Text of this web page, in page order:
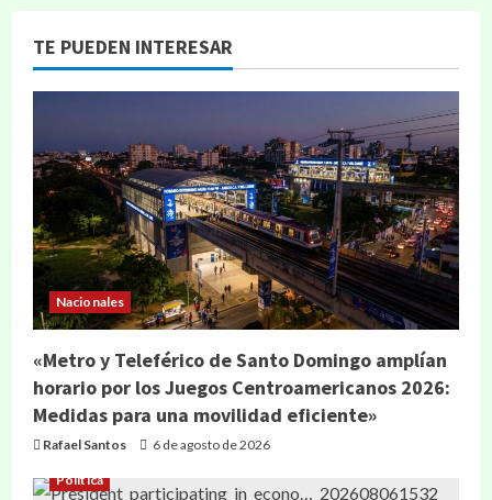
TE PUEDEN INTERESAR
Nacionales
«Metro y Teleférico de Santo Domingo amplían
horario por los Juegos Centroamericanos 2026:
Medidas para una movilidad eficiente»
Rafael Santos 6 de agosto de 2026
Política